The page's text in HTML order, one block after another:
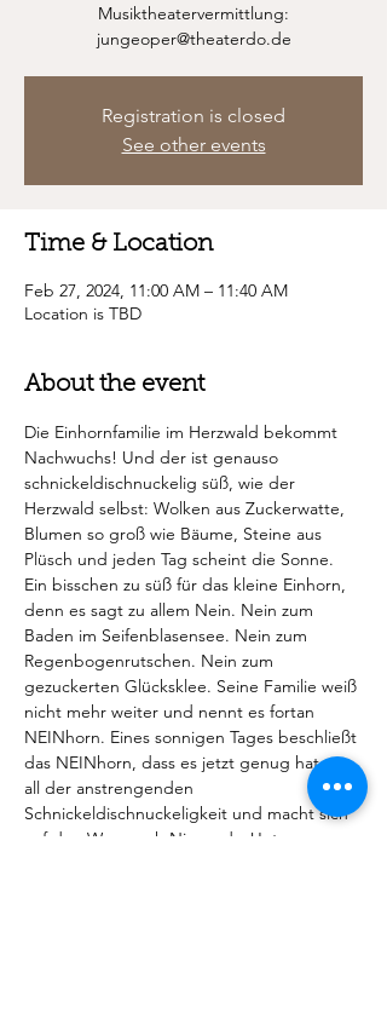
Musiktheatervermittlung:
jungeoper@theaterdo.de
Registration is closed
See other events
Time & Location
Feb 27, 2024, 11:00 AM – 11:40 AM
Location is TBD
About the event
Die Einhornfamilie im Herzwald bekommt
Nachwuchs! Und der ist genauso
schnickeldischnuckelig süß, wie der
Herzwald selbst: Wolken aus Zuckerwatte,
Blumen so groß wie Bäume, Steine aus
Plüsch und jeden Tag scheint die Sonne.
Ein bisschen zu süß für das kleine Einhorn,
denn es sagt zu allem Nein. Nein zum
Baden im Seifenblasensee. Nein zum
Regenbogenrutschen. Nein zum
gezuckerten Glücksklee. Seine Familie weiß
nicht mehr weiter und nennt es fortan
NEINhorn. Eines sonnigen Tages beschließt
das NEINhorn, dass es jetzt genug hat von
all der anstrengenden
Schnickeldischnuckeligkeit und macht sich
auf den Weg nach Nirgends. Unterwegs